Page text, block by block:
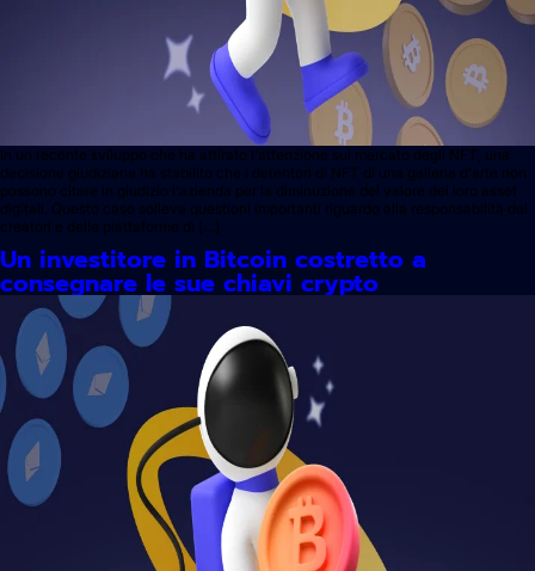
In un recente sviluppo che ha attirato l'attenzione sul mercato degli NFT, una
decisione giudiziaria ha stabilito che i detentori di NFT di una galleria d'arte non
possono citare in giudizio l'azienda per la diminuzione del valore dei loro asset
digitali. Questo caso solleva questioni importanti riguardo alla responsabilità dei
creatori e delle piattaforme di […]
Un investitore in Bitcoin costretto a
consegnare le sue chiavi crypto